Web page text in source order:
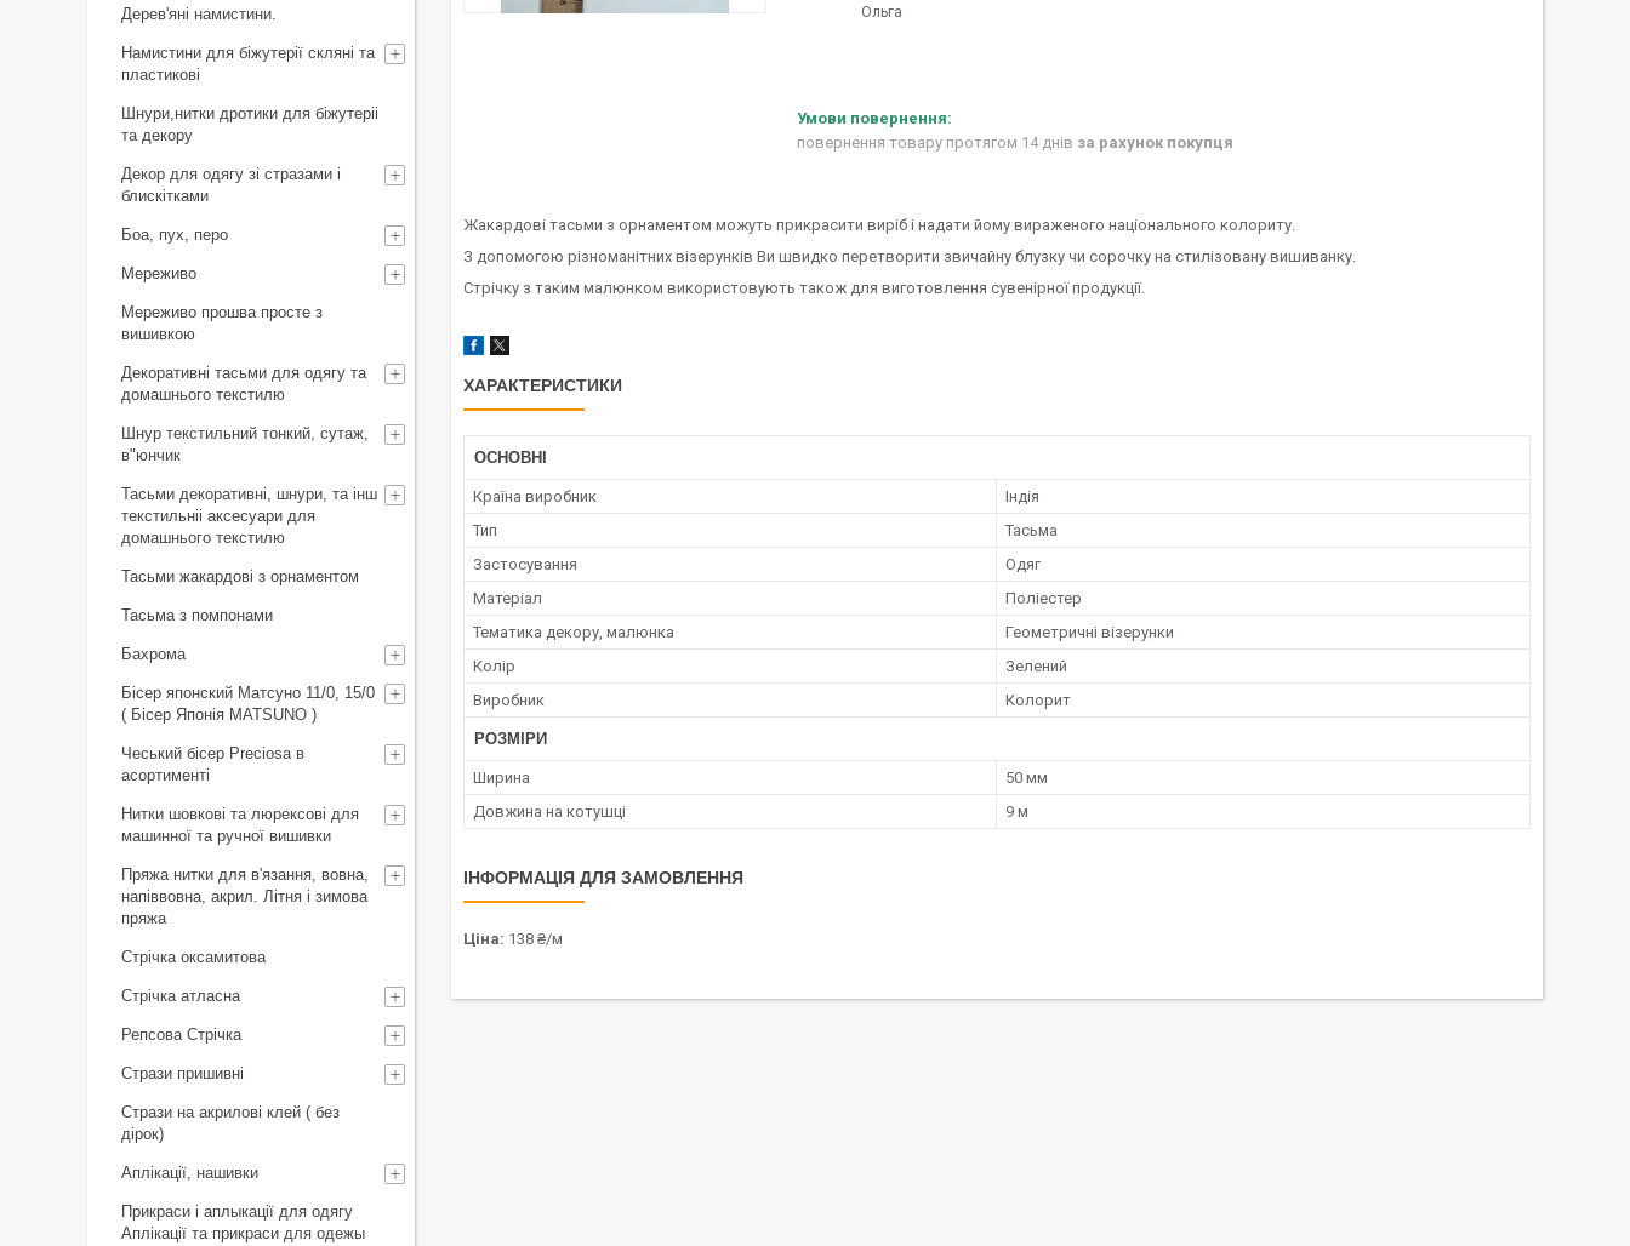
Ольга
повернення товару протягом 14 днів за рахунок покупця
Жакардові тасьми з орнаментом можуть прикрасити виріб і надати йому вираженого національного колориту.
З допомогою різноманітних візерунків Ви швидко перетворити звичайну блузку чи сорочку на стилізовану вишиванку.
Стрічку з таким малюнком використовують також для виготовлення сувенірної продукції.
ХАРАКТЕРИСТИКИ
ОСНОВНІ
Країна виробник
Індія
Тип
Тасьма
Застосування
Одяг
Матеріал
Поліестер
Тематика декору, малюнка
Геометричні візерунки
Колір
Зелений
Виробник
Колорит
РОЗМІРИ
Ширина
50 мм
Довжина на котушці
9 м
ІНФОРМАЦІЯ ДЛЯ ЗАМОВЛЕННЯ
Ціна: 138 ₴/м
Дерев'яні намистини.
Намистини для біжутерії скляні та
пластикові
Шнури,нитки дротики для біжутеріі
та декору
Декор для одягу зі стразами і
блискітками
Боа, пух, перо
Мереживо
Мереживо прошва просте з
вишивкою
Декоративні тасьми для одягу та
домашнього текстилю
Шнур текстильний тонкий, сутаж,
в"юнчик
Тасьми декоративні, шнури, та інш
текстильніі аксесуари для
домашнього текстилю
Тасьми жакардові з орнаментом
Тасьма з помпонами
Бахрома
Бісер японский Матсуно 11/0, 15/0
( Бісер Японія MATSUNO )
Чеський бісер Preciosa в
асортименті
Нитки шовкові та люрексові для
машинної та ручної вишивки
Пряжа нитки для в'язання, вовна,
напіввовна, акрил. Літня і зимова
пряжа
Стрічка оксамитова
Стрічка атласна
Репсова Стрічка
Стрази пришивні
Стрази на акрилові клей ( без
дірок)
Аплікації, нашивки
Прикраси і аплыкації для одягу
Аплікації та прикраси для одежы